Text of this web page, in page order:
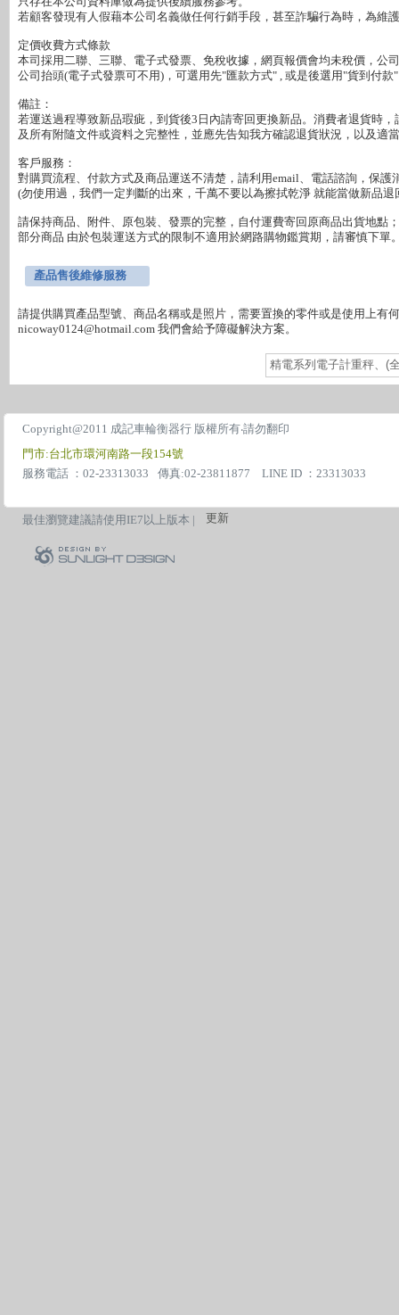
若顧客發現有人假藉本公司名義做任何行銷手段，甚至詐騙行為時，為維
定價收費方式條款
本司採用二聯、三聯、電子式發票、免稅收據，網頁報價會均未稅價，公
公司抬頭(電子式發票可不用)，可選用先"匯款方式" , 或是後選用"貨到付款"
備註：
若運送過程導致新品瑕疵，到貨後3日內請寄回更換新品。消費者退貨時
及所有附隨文件或資料之完整性，並應先告知我方確認退貨狀況，以及適
客戶服務：
對購買流程、付款方式及商品運送不清楚，請利用email、電話諮詢，保護
(勿使用過，我們一定判斷的出來，千萬不要以為擦拭乾淨 就能當做新品退
請保持商品、附件、原包裝、發票的完整，自付運費寄回原商品出貨地點；
部分商品 由於包裝運送方式的限制不適用於網路購物鑑賞期，請審慎下單
產品售後維修服務
請提供購買產品型號、商品名稱或是照片，需要置換的零件或是使用上有
精電系列電子計重秤、(
Copyright@2011 成記車輪衡器行 版權所有‧請勿翻印
門市:台北市環河南路一段154號
服務電話 ：02-23313033
傳真:02-23811877 LINE ID ：23313033
最佳瀏覽建議請使用IE7以上版本 | 更新